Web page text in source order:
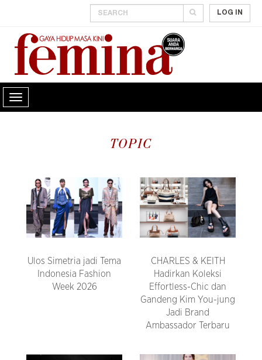
LOG IN
TOPIC
Ulos Simetria jadi Tema
Indonesia Fashion
Week 2026
CHARLES & KEITH
Hadirkan Koleksi
Effortless-Chic dan
Gandeng Kim You-jung
Jadi Brand
Ambassador Terbaru